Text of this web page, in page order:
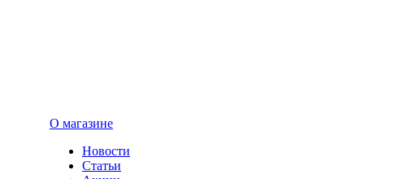
О магазине
Новости
Статьи